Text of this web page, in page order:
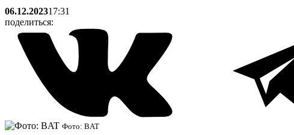
06.12.202317:31
поделиться:
Фото: BAT